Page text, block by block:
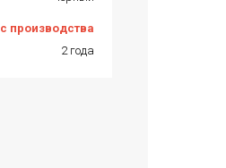
производства
2 года